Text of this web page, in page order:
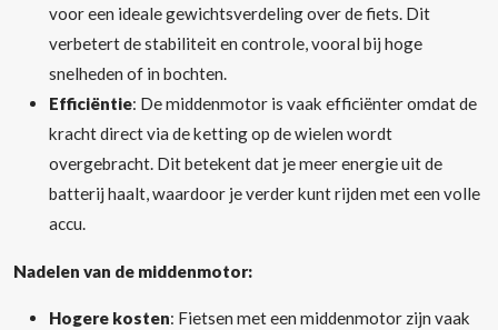
voor een ideale gewichtsverdeling over de fiets. Dit
verbetert de stabiliteit en controle, vooral bij hoge
snelheden of in bochten.
Efficiëntie: De middenmotor is vaak efficiënter omdat de
kracht direct via de ketting op de wielen wordt
overgebracht. Dit betekent dat je meer energie uit de
batterij haalt, waardoor je verder kunt rijden met een volle
accu.
Nadelen van de middenmotor:
Hogere kosten: Fietsen met een middenmotor zijn vaak